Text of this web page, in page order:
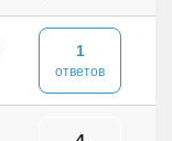
1
ответов